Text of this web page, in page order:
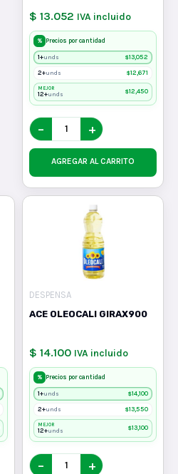
$ 13.052 IVA incluido
% Precios por cantidad
1+unds $13,052
2+unds $12,671
MEJOR
12+unds $12,450
− +
AGREGAR AL CARRITO
DESPENSA
ACE OLEOCALI GIRAX900
$ 14.100 IVA incluido
% Precios por cantidad
1+unds $14,100
2+unds $13,550
MEJOR
12+unds $13,100
− +